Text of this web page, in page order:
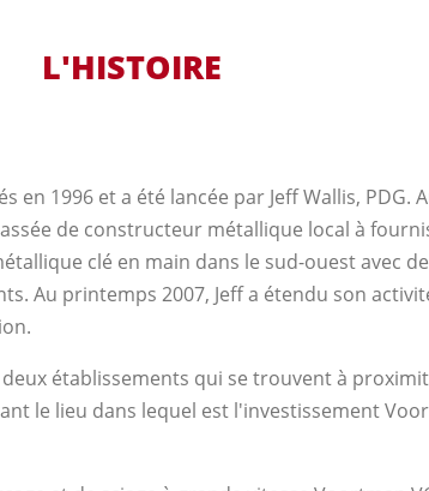
L'HISTOIRE
en 1996 et a été lancée par Jeff Wallis, PDG.
de constructeur métallique local à
clé en main dans le sud-ouest avec
Au printemps 2007, Jeff a étendu son
établissements qui se trouvent à
le lieu dans lequel est l'investissement